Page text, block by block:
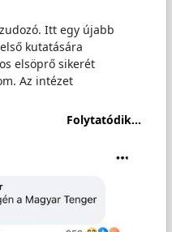
Itt egy újabb
kutatására
elsöprő sikerét
Az intézet
Folytatódik...